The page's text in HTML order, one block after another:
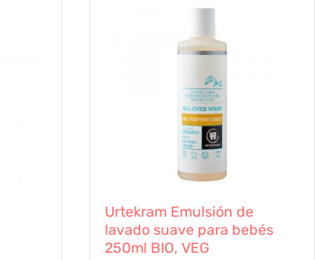
Urtekram Emulsión de
lavado suave para bebés
250ml BIO, VEG